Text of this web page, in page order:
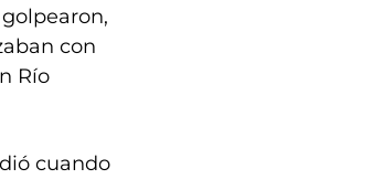
con
Río
cuando